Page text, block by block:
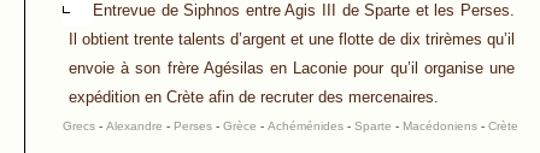
Entrevue de Siphnos entre Agis III de Sparte et les Perses.
Il obtient trente talents d’argent et une flotte de dix trirèmes qu’il
envoie à son frère Agésilas en Laconie pour qu’il organise une
expédition en Crète afin de recruter des mercenaires.
Grecs - Alexandre - Perses - Grèce - Achéménides - Sparte - Macédoniens - Crète